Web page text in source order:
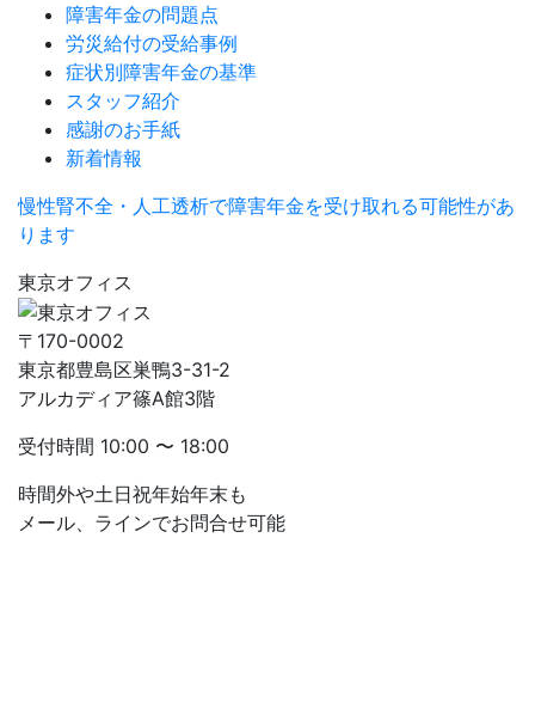
障害年金の問題点
労災給付の受給事例
症状別障害年金の基準
スタッフ紹介
感謝のお手紙
新着情報
慢性腎不全・人工透析で障害年金を受け取れる可能性があ
ります
東京オフィス
〒170-0002
東京都豊島区巣鴨3-31-2
アルカディア篠A館3階
受付時間 10:00 〜 18:00
時間外や土日祝年始年末も
メール、ラインでお問合せ可能